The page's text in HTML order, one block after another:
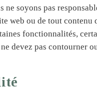
ne soyons pas
web ou de tout contenu
fonctionnalités,
devez pas contourner